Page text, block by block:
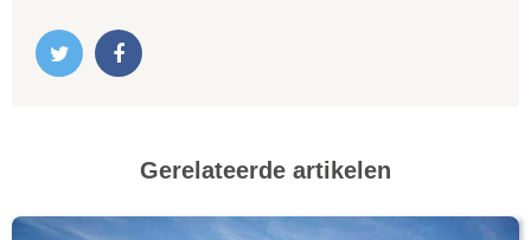
Gerelateerde artikelen